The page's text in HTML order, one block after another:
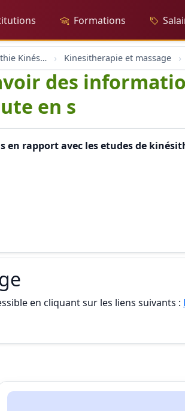
Formations
Massage Osthéopathie Kinésiologie Kinesitherapie et massage
des
en s
rapport avec les etudes de
en cliquant sur les liens suivants :